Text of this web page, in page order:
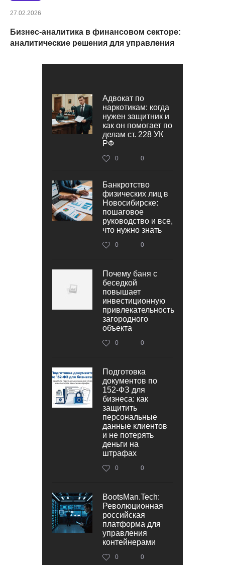
27.02.2026
Бизнес-аналитика в финансовом секторе:
аналитические решения для управления
Адвокат по
наркотикам: когда
нужен защитник и
как он помогает по
делам ст. 228 УК
РФ
0 0
Банкротство
физических лиц в
Новосибирске:
пошаговое
руководство и все,
что нужно знать
0 0
Почему баня с
беседкой
повышает
инвестиционную
привлекательность
загородного
объекта
0 0
Подготовка
документов по
152‑ФЗ для
бизнеса: как
защитить
персональные
данные клиентов
и не потерять
деньги на
штрафах
0 0
BootsMan.Tech:
Революционная
российская
платформа для
управления
контейнерами
0 0